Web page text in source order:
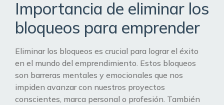
Importancia de eliminar los
bloqueos para emprender
Eliminar los bloqueos es crucial para lograr el éxito
en el mundo del emprendimiento. Estos bloqueos
son barreras mentales y emocionales que nos
impiden avanzar con nuestros proyectos
conscientes, marca personal o profesión. También